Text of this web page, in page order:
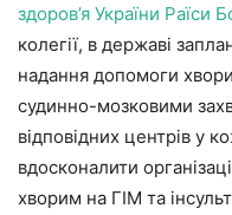
здоров’я України Раїси
колегії, в державі
надання допомоги
судинно-мозковими
відповідних центрів у
вдосконалити
хворим на ГІМ та